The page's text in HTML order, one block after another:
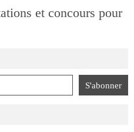
et concours pour